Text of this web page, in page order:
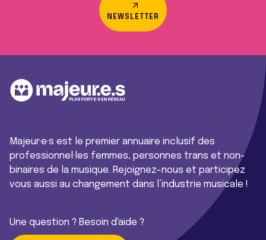
NEWSLETTER
Majeur·e·s est le premier annuaire inclusif des
professionnel·les femmes, personnes trans et non-
binaires de la musique. Rejoignez-nous et participez
vous aussi au changement dans l’industrie musicale !
Une question ? Besoin d'aide ?